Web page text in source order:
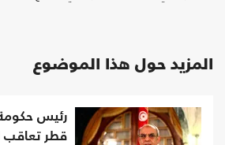
المزيد حول هذا الموضوع
رئيس
قطر تعاقب